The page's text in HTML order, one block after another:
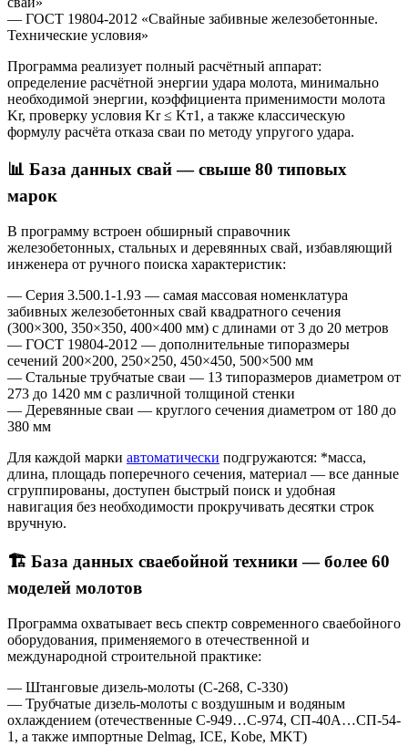
— ГОСТ 19804-2012 «Свайные забивные железобетонные.
Технические условия»
Программа реализует полный расчётный аппарат:
определение расчётной энергии удара молота, минимально
необходимой энергии, коэффициента применимости молота
Kr, проверку условия Kr ≤ Kт1, а также классическую
формулу расчёта отказа сваи по методу упругого удара.
📊 База данных свай — свыше 80 типовых
марок
В программу встроен обширный справочник
железобетонных, стальных и деревянных свай, избавляющий
инженера от ручного поиска характеристик:
— Серия 3.500.1-1.93 — самая массовая номенклатура
забивных железобетонных свай квадратного сечения
(300×300, 350×350, 400×400 мм) с длинами от 3 до 20 метров
— ГОСТ 19804-2012 — дополнительные типоразмеры
сечений 200×200, 250×250, 450×450, 500×500 мм
— Стальные трубчатые сваи — 13 типоразмеров диаметром от
273 до 1420 мм с различной толщиной стенки
— Деревянные сваи — круглого сечения диаметром от 180 до
380 мм
Для каждой марки автоматически подгружаются: *масса,
длина, площадь поперечного сечения, материал — все данные
сгруппированы, доступен быстрый поиск и удобная
навигация без необходимости прокручивать десятки строк
вручную.
🏗️ База данных сваебойной техники — более 60
моделей молотов
Программа охватывает весь спектр современного сваебойного
оборудования, применяемого в отечественной и
международной строительной практике:
— Штанговые дизель-молоты (С-268, С-330)
— Трубчатые дизель-молоты с воздушным и водяным
охлаждением (отечественные С-949…С-974, СП-40А…СП-54-
1, а также импортные Delmag, ICE, Kobe, MKT)